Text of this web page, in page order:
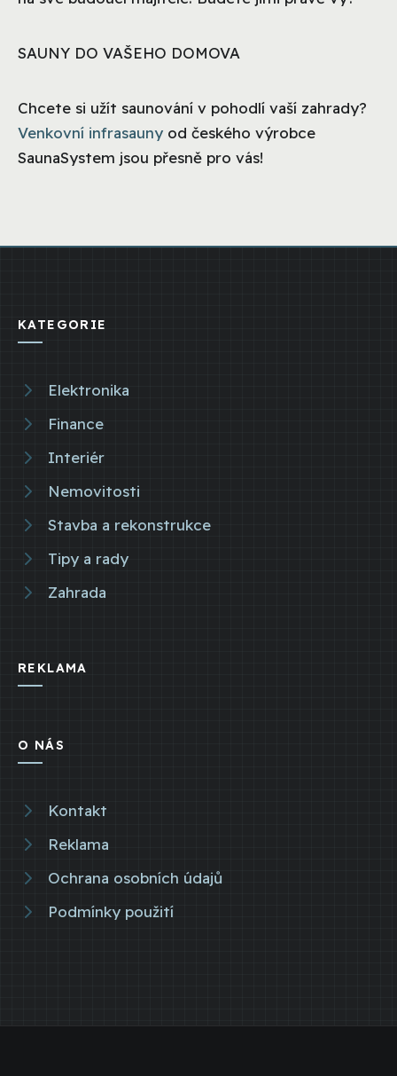
SAUNY DO VAŠEHO DOMOVA
Chcete si užít saunování v pohodlí vaší zahrady?
Venkovní infrasauny od českého výrobce
SaunaSystem jsou přesně pro vás!
KATEGORIE
Elektronika
Finance
Interiér
Nemovitosti
Stavba a rekonstrukce
Tipy a rady
Zahrada
REKLAMA
O NÁS
Kontakt
Reklama
Ochrana osobních údajů
Podmínky použití